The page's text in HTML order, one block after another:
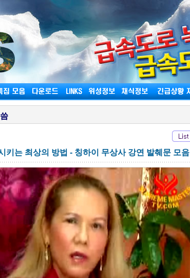
키는 최상의 방법 - 칭하이 무상사 강연 발췌문 모음